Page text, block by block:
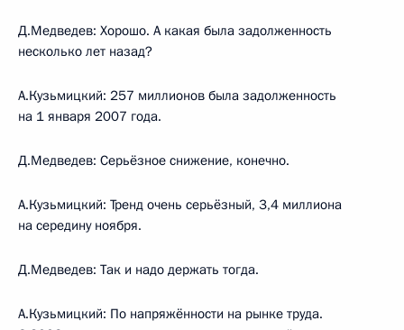
Д.Медведев: Хорошо. А какая была задолженность
несколько лет назад?
А.Кузьмицкий: 257 миллионов была задолженность
на 1 января 2007 года.
Д.Медведев: Серьёзное снижение, конечно.
А.Кузьмицкий: Тренд очень серьёзный, 3,4 миллиона
на середину ноября.
Д.Медведев: Так и надо держать тогда.
А.Кузьмицкий: По напряжённости на рынке труда.